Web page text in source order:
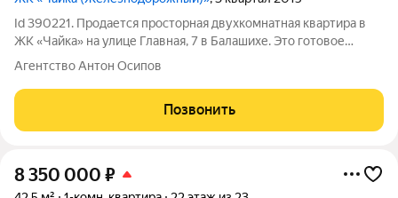
Id 390221. Продается просторная двухкомнатная квартира в
ЖК «Чайка» на улице Главная, 7 в Балашихе. Это готовое
жилье с отделкой общей площадью 58,6 квадратных метров.
обеспечивает отличный обзор
Агентство Антон Осипов
Позвонить
8 350 000 ₽